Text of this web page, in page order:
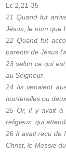
Lc 2,21-35
21 Quand fut
Jésus, le nom que
22 Quand fut
parents de Jésus
23 selon ce qui
au Seigneur.
24 Ils venaient
tourterelles ou
25 Or, il y avait à
religieux, qui
26 Il avait reçu de
Christ, le Messie